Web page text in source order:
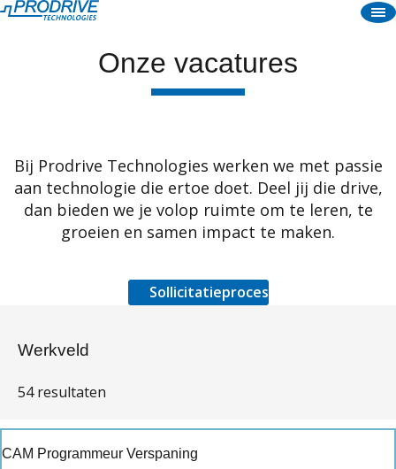
Vacatures
NL
EN
Onze vacatures
Bij Prodrive Technologies werken we met passie
aan technologie die ertoe doet. Deel jij die drive,
dan bieden we je volop ruimte om te leren, te
groeien en samen impact te maken.
Sollicitatieproces
Werkveld
54 resultaten
Research & Development
IT & Software Engineering
CAM Programmeur Verspaning